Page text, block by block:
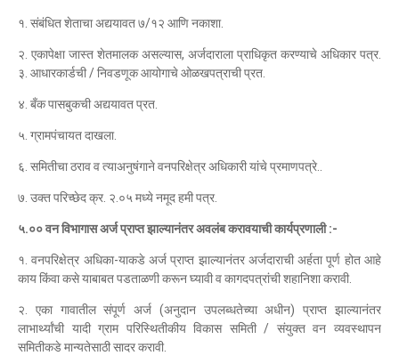
१. संबंधित शेताचा अद्ययावत ७/१२ आणि नकाशा.
२. एकापेक्षा जास्त शेतमालक असल्यास, अर्जदाराला प्राधिकृत करण्याचे अधिकार पत्र.
३. आधारकार्डची / निवडणूक आयोगाचे ओळखपत्राची प्रत.
४. बँक पासबुकची अद्ययावत प्रत.
५. ग्रामपंचायत दाखला.
६. समितीचा ठराव व त्याअनुषंगाने वनपरिक्षेत्र अधिकारी यांचे प्रमाणपत्रे..
७. उक्त परिच्छेद क्र. २.०५ मध्ये नमूद हमी पत्र.
५.०० वन विभागास अर्ज प्राप्त झाल्यानंतर अवलंब करावयाची कार्यप्रणाली :-
१. वनपरिक्षेत्र अधिका-याकडे अर्ज प्राप्त झाल्यानंतर अर्जदाराची अर्हता पूर्ण होत आहे
काय किंवा कसे याबाबत पडताळणी करून घ्यावी व कागदपत्रांची शहानिशा करावी.
२. एका गावातील संपूर्ण अर्ज (अनुदान उपलब्धतेच्या अधीन) प्राप्त झाल्यानंतर
लाभार्थ्यांची यादी ग्राम परिस्थितीकीय विकास समिती / संयुक्त वन व्यवस्थापन
समितीकडे मान्यतेसाठी सादर करावी.